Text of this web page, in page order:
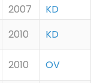
2007
KD
2010
KD
2010
OV